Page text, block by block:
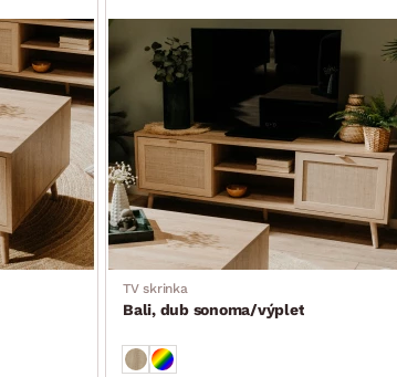
TV skrinka
Bali, dub sonoma/výplet